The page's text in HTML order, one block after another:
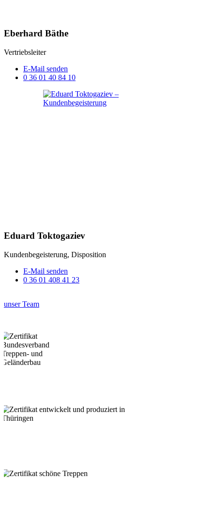
Eberhard Bäthe
Vertriebsleiter
E-Mail senden
0 36 01 40 84 10
Eduard Toktogaziev
Kundenbegeisterung, Disposition
E-Mail senden
0 36 01 408 41 23
unser Team